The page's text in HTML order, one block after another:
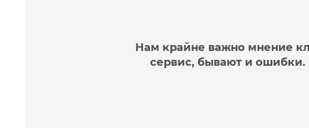
Нам крайне важно мнение
сервис, бывают и ошибки.